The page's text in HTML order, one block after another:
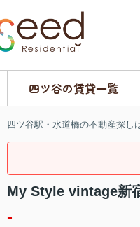
四ツ谷の賃貸一覧
四ツ谷駅・水道橋の不動産探し
My Style vintage新
-